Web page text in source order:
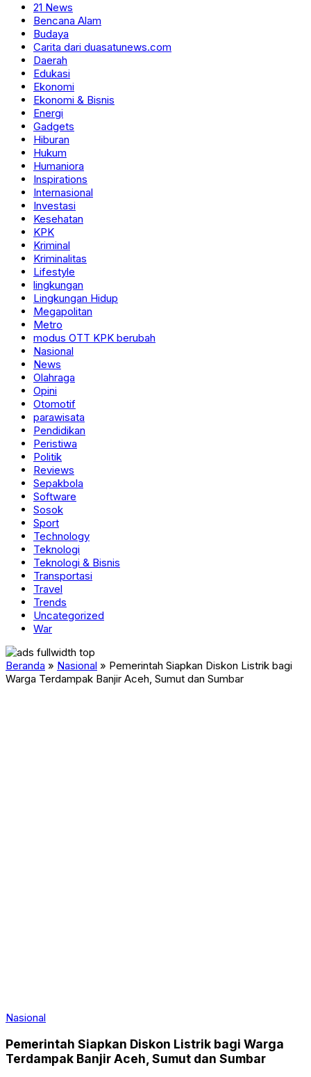
21 News
Bencana Alam
Budaya
Carita dari duasatunews.com
Daerah
Edukasi
Ekonomi
Ekonomi & Bisnis
Energi
Gadgets
Hiburan
Hukum
Humaniora
Inspirations
Internasional
Investasi
Kesehatan
KPK
Kriminal
Kriminalitas
Lifestyle
lingkungan
Lingkungan Hidup
Megapolitan
Metro
modus OTT KPK berubah
Nasional
News
Olahraga
Opini
Otomotif
parawisata
Pendidikan
Peristiwa
Politik
Reviews
Sepakbola
Software
Sosok
Sport
Technology
Teknologi
Teknologi & Bisnis
Transportasi
Travel
Trends
Uncategorized
War
Beranda » Nasional » Pemerintah Siapkan Diskon Listrik bagi
Warga Terdampak Banjir Aceh, Sumut dan Sumbar
Nasional
Pemerintah Siapkan Diskon Listrik bagi Warga
Terdampak Banjir Aceh, Sumut dan Sumbar